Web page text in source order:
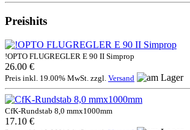
Preishits
!OPTO FLUGREGLER E 90 II Simprop
26.00 €
Preis inkl. 19.00% MwSt. zzgl. Versand
CfK-Rundstab 8,0 mmx1000mm
17.10 €